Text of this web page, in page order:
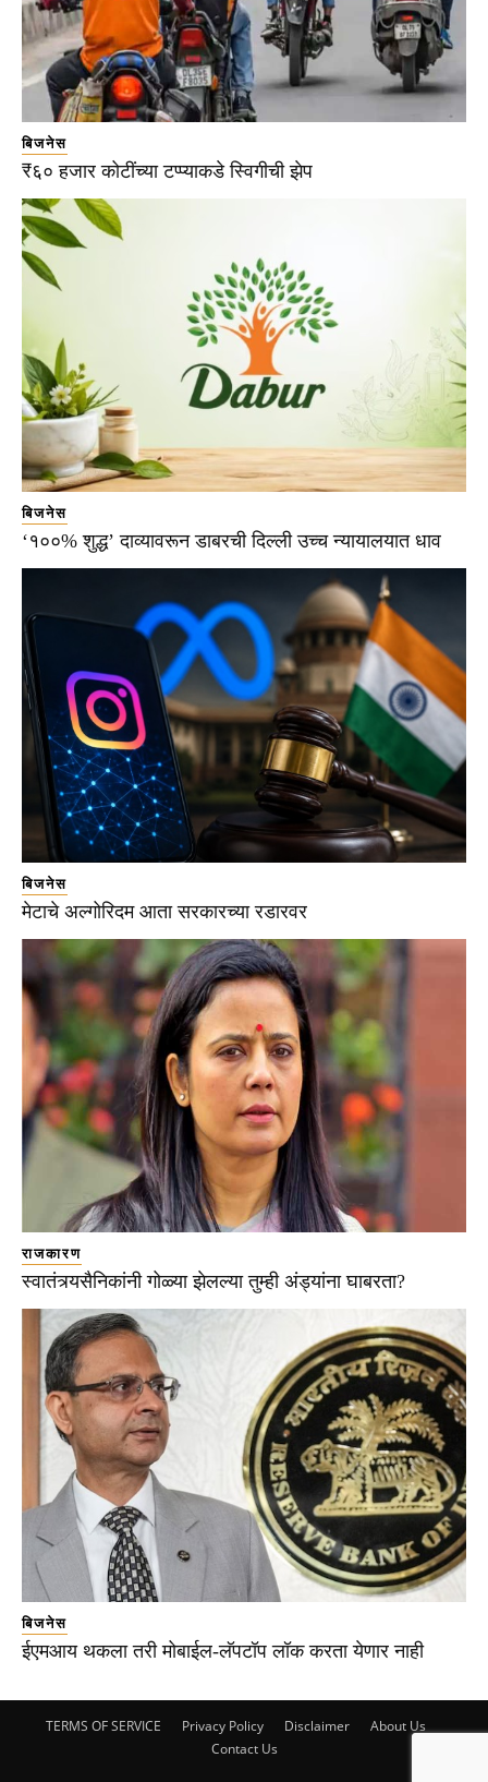
बिजनेस
₹६० हजार कोटींच्या टप्प्याकडे स्विगीची झेप
बिजनेस
‘१००% शुद्ध’ दाव्यावरून डाबरची दिल्ली उच्च न्यायालयात धाव
बिजनेस
मेटाचे अल्गोरिदम आता सरकारच्या रडारवर
राजकारण
स्वातंत्र्यसैनिकांनी गोळ्या झेलल्या तुम्ही अंड्यांना घाबरता?
बिजनेस
ईएमआय थकला तरी मोबाईल-लॅपटॉप लॉक करता येणार नाही
TERMS OF SERVICE Privacy Policy Disclaimer
About Us
Contact Us